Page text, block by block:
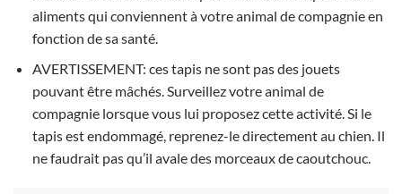
aliments qui conviennent à votre animal de compagnie en
fonction de sa santé.
AVERTISSEMENT: ces tapis ne sont pas des jouets
pouvant être mâchés. Surveillez votre animal de
compagnie lorsque vous lui proposez cette activité. Si le
tapis est endommagé, reprenez-le directement au chien. Il
ne faudrait pas qu’il avale des morceaux de caoutchouc.